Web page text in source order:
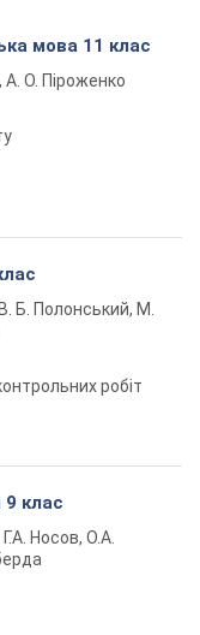
мова 11 клас
А. О. Піроженко
Б. Полонський, М.
робіт
9 клас
Носов, О.А.